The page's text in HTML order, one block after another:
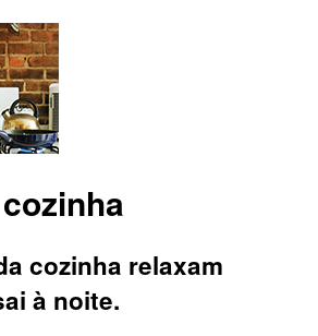
cozinha relaxam
à noite.